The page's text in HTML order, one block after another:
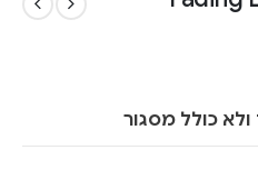
כולל מסגור